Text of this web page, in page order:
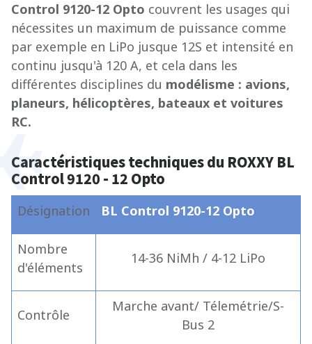
Control 9120-12 Opto couvrent les usages qui
nécessites un maximum de puissance comme
par exemple en LiPo jusque 12S et intensité en
continu jusqu'à 120 A, et cela dans les
différentes disciplines du modélisme : avions,
planeurs, hélicoptères, bateaux et voitures
RC.
Caractéristiques techniques du ROXXY BL
Control 9120 - 12 Opto
Désignation BL Control 9120-12 Opto
Nombre
d'éléments
14-36 NiMh / 4-12 LiPo
Contrôle
Marche avant/ Télemétrie/S-
Bus 2